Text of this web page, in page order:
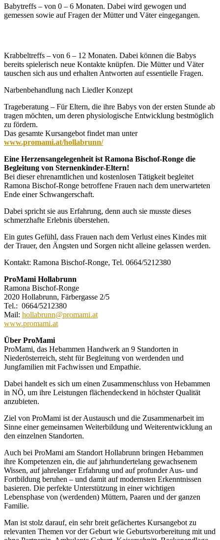
Babytreffs – von 0 – 6 Monaten. Dabei wird gewogen und
gemessen sowie auf Fragen der Mütter und Väter eingegangen.
Krabbeltreffs – von 6 – 12 Monaten. Dabei können die Babys
bereits spielerisch neue Kontakte knüpfen. Die Mütter und Väter
tauschen sich aus und erhalten Antworten auf essentielle Fragen.
Narbenbehandlung nach Liedler Konzept
Trageberatung – Für Eltern, die ihre Babys von der ersten Stunde ab
tragen möchten, um deren physiologische Entwicklung bestmöglich
zu fördern.
Das gesamte Kursangebot findet man unter
www.promami.at/hollabrunn/
Eine Herzensangelegenheit ist Ramona Bischof-Ronge die
Begleitung von Sternenkinder-Eltern!
Bei dieser ehrenamtlichen und kostenlosen Tätigkeit begleitet
Ramona Bischof-Ronge betroffene Frauen nach dem unerwarteten
Ende einer Schwangerschaft.
Dabei spricht sie aus Erfahrung, denn auch sie musste dieses
schmerzhafte Erlebnis überstehen.
Ein gutes Gefühl, dass Frauen nach dem Verlust eines Kindes mit
der Trauer, den Ängsten und Sorgen nicht alleine gelassen werden.
Kontakt: Ramona Bischof-Ronge, Tel. 0664/5212380
ProMami Hollabrunn
Ramona Bischof-Ronge
2020 Hollabrunn, Färbergasse 2/5
Tel.: 0664/5212380
Mail: hollabrunn@promami.at
www.promami.at
Über ProMami
ProMami, das Hebammen Handwerk an 9 Standorten in
Niederösterreich, steht für Begleitung von werdenden und
Jungfamilien mit Fachwissen und Empathie.
Dabei handelt es sich um einen Zusammenschluss von Hebammen
in NÖ, um ihre Leistungen flächendeckend in höchster Qualität
anzubieten.
Ziel von ProMami ist der Austausch und die Zusammenarbeit im
Sinne einer gemeinsamen Weiterbildung und Weiterentwicklung an
den einzelnen Standorten.
Auch bei ProMami am Standort Hollabrunn bringen Hebammen
ihre Kompetenzen ein, die auf jahrhundertelang gewachsenem
Wissen, auf jahrelanger Erfahrung und auf profunder Aus- und
Fortbildung beruhen – und damit auf modernsten Erkenntnissen
basieren. Die perfekte Unterstützung in einer wichtigen
Lebensphase von (werdenden) Müttern, Paaren und der ganzen
Familie.
Man ist stolz darauf, ein sehr breit gefächertes Kursangebot zu
relevanten Themen vor der Geburt wie Geburtsvorbereitung mit und